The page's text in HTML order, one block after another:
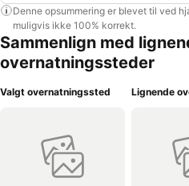
Denne opsummering er blevet til ved
muligvis ikke 100% korrekt.
Sammenlign med
overnatningssteder
Valgt overnatningssted Lignende